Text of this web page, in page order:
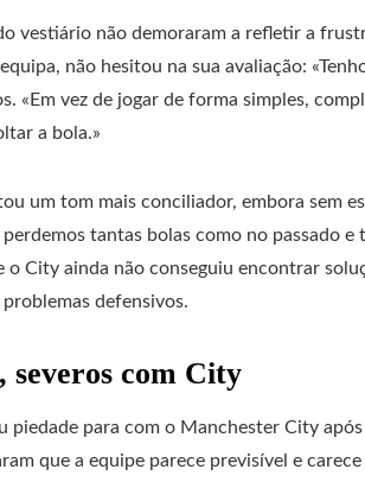
vestiário não demoraram a refletir a
não hesitou na sua avaliação:
«Em vez de jogar de forma simples,
a bola.»
um tom mais conciliador, embora sem
tantas bolas como no passado e
City ainda não conseguiu encontrar
defensivos.
severos com City
para com o Manchester City
que a equipe parece previsível e